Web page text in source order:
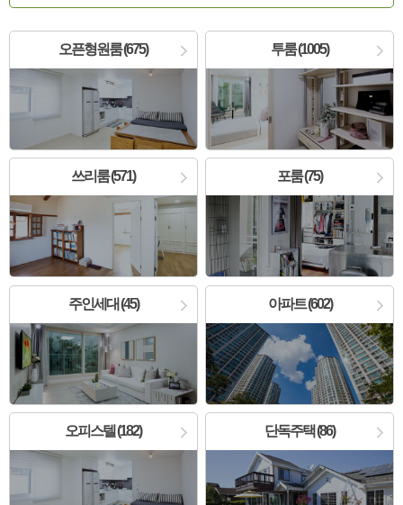
오픈형원룸 (675) 투룸 (1005)
쓰리룸 (571) 포룸 (75)
주인세대 (45) 아파트 (602)
오피스텔 (182) 단독주택 (86)